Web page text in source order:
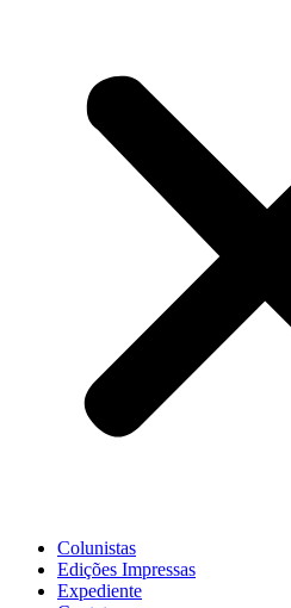
Colunistas
Edições Impressas
Expediente